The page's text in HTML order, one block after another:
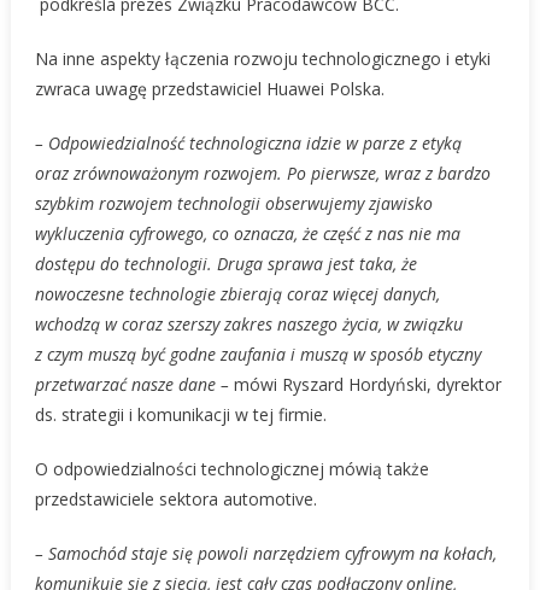
podkreśla prezes Związku Pracodawców BCC.
Na inne aspekty łączenia rozwoju technologicznego i etyki
zwraca uwagę przedstawiciel Huawei Polska.
– Odpowiedzialność technologiczna idzie w parze z etyką
oraz zrównoważonym rozwojem. Po pierwsze, wraz z bardzo
szybkim rozwojem technologii obserwujemy zjawisko
wykluczenia cyfrowego, co oznacza, że część z nas nie ma
dostępu do technologii. Druga sprawa jest taka, że
nowoczesne technologie zbierają coraz więcej danych,
wchodzą w coraz szerszy zakres naszego życia, w związku
z czym muszą być godne zaufania i muszą w sposób etyczny
przetwarzać nasze dane –mówi Ryszard Hordyński, dyrektor
ds. strategii i komunikacji w tej firmie.
O odpowiedzialności technologicznej mówią także
przedstawiciele sektora automotive.
– Samochód staje się powoli narzędziem cyfrowym na kołach,
komunikuje się z siecią, jest cały czas podłączony online,